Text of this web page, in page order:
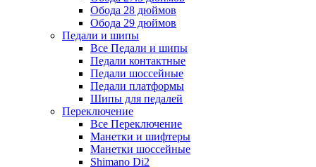
Обода 28 дюймов
Обода 29 дюймов
Педали и шипы
Все Педали и шипы
Педали контактные
Педали шоссейные
Педали платформы
Шипы для педалей
Переключение
Все Переключение
Манетки и шифтеры
Манетки шоссейные
Shimano Di2